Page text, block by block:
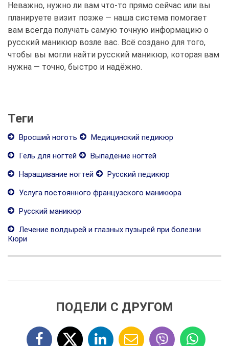
Неважно, нужно ли вам что-то прямо сейчас или вы
планируете визит позже — наша система помогает
вам всегда получать самую точную информацию о
русский маникюр возле вас. Всё создано для того,
чтобы вы могли найти русский маникюр, которая вам
нужна — точно, быстро и надёжно.
Теги
Вросший ноготь
Медицинский педикюр
Гель для ногтей
Выпадение ногтей
Наращивание ногтей
Русский педикюр
Услуга постоянного французского маникюра
Русский маникюр
Лечение волдырей и глазных пузырей при болезни
Кюри
ПОДЕЛИ С ДРУГОМ